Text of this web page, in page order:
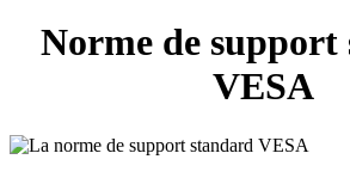
Norme de
VESA